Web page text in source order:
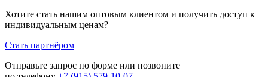
Хотите стать нашим оптовым клиентом и получить доступ к
индивидуальным ценам?
Стать партнёром
Отправьте запрос по форме или позвоните